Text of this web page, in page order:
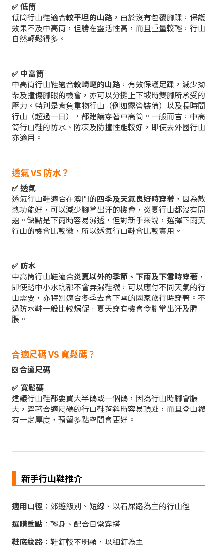
✅ 低筒
低筒行山鞋適合較平坦的山路 ，由於沒有包覆腳踝，保護
效果不及中高筒，但勝在靈活性高，而且重量較輕，行山
自然輕鬆得多。
✅ 中高筒
中高筒行山鞋適合較崎嶇的山路 ，有效保護足踝，減少拗
柴及撞傷腳眼的機會，亦可以分攤上下坡時雙腳所承受的
壓力。特別是背負重物行山（例如露營裝備）以及長時間
行山（超過一日），都建議穿著中高筒。一般而言，中高
筒行山鞋的防水、防凍及防撞性能較好，即使去外國行山
亦適用。
透氣 VS 防水？
✅ 透氣
透氣行山鞋適合在澳門的四季及天氣良好時穿著 ，因為散
熱功能好，可以減少腳掌出汗的機會，炎夏行山都沒有問
題。缺點是下雨時容易濕透，但對新手來說，選擇下雨天
行山的機會比較微，所以透氣行山鞋會比較實用。
✅ 防水
中高筒行山鞋適合炎夏以外的季節、下雨及下雪時穿著 ，
即使踏中小水坑都不會弄濕鞋襪，可以應付不同天氣的行
山需要，亦特別適合冬季去會下雪的國家旅行時穿著。不
過防水鞋一般比較焗促，夏天穿有機會令腳掌出汗及腫
脹。
合適尺碼 VS 寬鬆碼？
❎ 合適尺碼
✅ 寬鬆碼
建議行山鞋都要買大半碼或一個碼，因為行山時腳會脹
大，穿著合適尺碼的行山鞋落斜時容易頂趾，而且登山襪
有一定厚度，預留多點空間會更好。
新手行山鞋推介
適用山徑： 郊遊級別、短線、以石屎路為主的行山徑
選購重點 ：輕身、配合日常穿搭
鞋底紋路 ：鞋釘較不明顯，以細釘為主